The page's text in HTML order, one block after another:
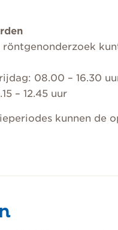
08.00 – 16.30
– 12.45 uur
kunnen de